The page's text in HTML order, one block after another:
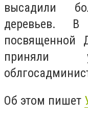
высадили
деревьев. В
посвященной
приняли
Об этом пишет